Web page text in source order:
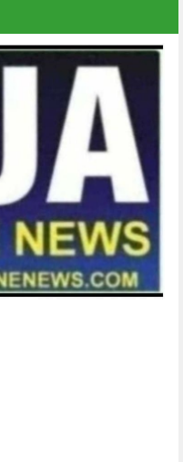
content